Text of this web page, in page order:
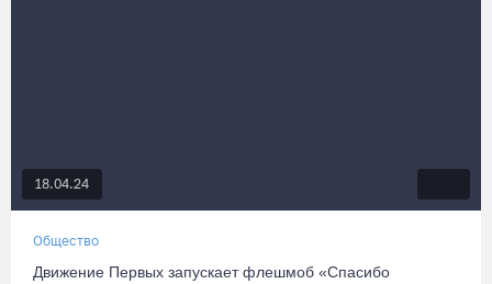
18.04.24
Общество
Движение Первых запускает флешмоб «Спасибо